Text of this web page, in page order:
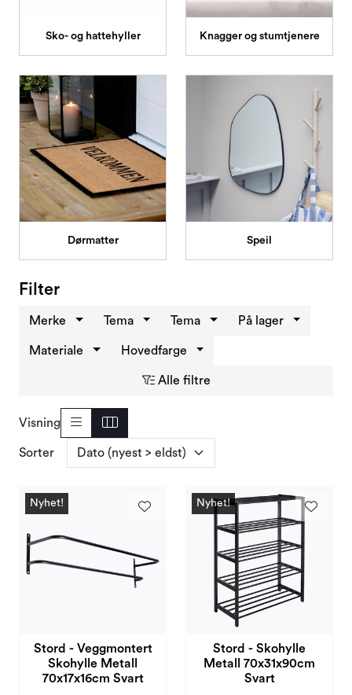
Sko- og hattehyller Knagger og stumtjenere
Dørmatter Speil
Filter
Merke Tema Tema På lager
Materiale Hovedfarge
Alle filtre
Visning
Sorter
Nyhet!
Stord - Veggmontert
Skohylle Metall
70x17x16cm Svart
Nyhet!
Stord - Skohylle
Metall 70x31x90cm
Svart